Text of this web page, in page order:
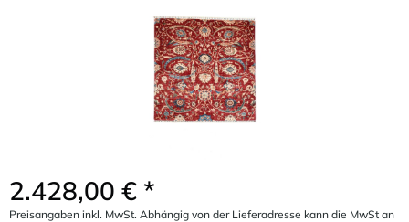
2.428,00 € *
Preisangaben inkl. MwSt. Abhängig von der Lieferadresse kann die MwSt an